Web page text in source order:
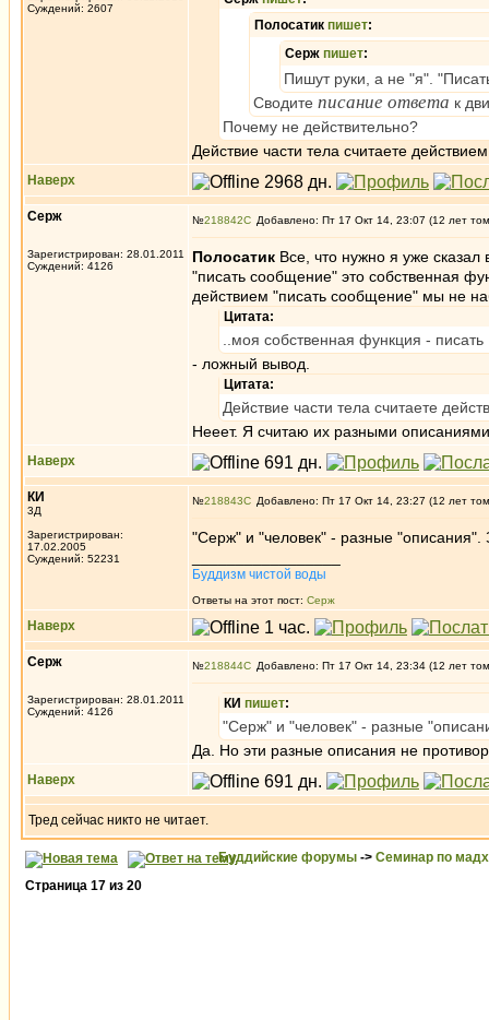
Суждений: 2607
Полосатик пишет:
Серж пишет:
Пишут руки, а не "я".
Сводите писание ответа к
Почему не действительно?
Действие части тела считаете
Наверх
Серж
Зарегистрирован: 28.01.2011
Суждений: 4126
№218842 Добавлено: Пт 17 Окт 14, 23:07 (12 лет
Полосатик Все, что нужно я уже
"писать сообщение" это собственная
действием "писать сообщение" мы не
Цитата:
..моя собственная функция - писать
- ложный вывод.
Цитата:
Действие части тела считаете
Нееет. Я считаю их разными
Наверх
КИ
3Д
Зарегистрирован:
17.02.2005
Суждений: 52231
№218843 Добавлено: Пт 17 Окт 14, 23:27 (12 лет
"Серж" и "человек" - разные
Буддизм чистой воды
Ответы на этот пост: Серж
Наверх
Серж
Зарегистрирован: 28.01.2011
Суждений: 4126
№218844 Добавлено: Пт 17 Окт 14, 23:34 (12 лет
КИ пишет:
"Серж" и "человек" - разные
Да. Но эти разные описания не
Наверх
Тред сейчас никто не читает.
Буддийские форумы -> Семинар по
Страница 17 из 20